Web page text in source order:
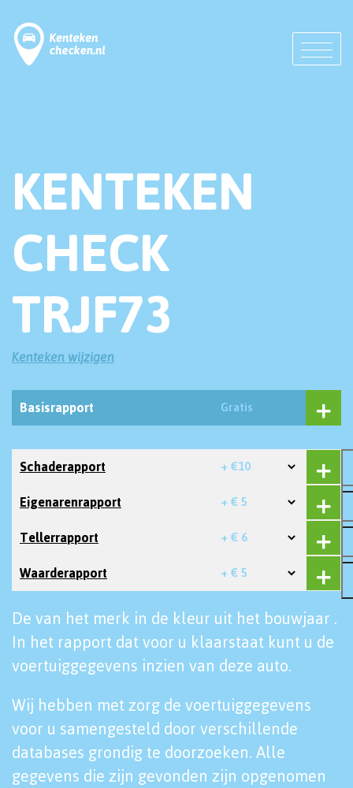
KENTEKEN
CHECK
TRJF73
Kenteken wijzigen
Basisrapport Gratis
Schaderapport + €10
Eigenarenrapport + € 5
Tellerrapport + € 6
Waarderapport + € 5
De van het merk in de kleur uit het bouwjaar .
In het rapport dat voor u klaarstaat kunt u de
voertuiggegevens inzien van deze auto.
Wij hebben met zorg de voertuiggegevens
voor u samengesteld door verschillende
databases grondig te doorzoeken. Alle
gegevens die zijn gevonden zijn opgenomen